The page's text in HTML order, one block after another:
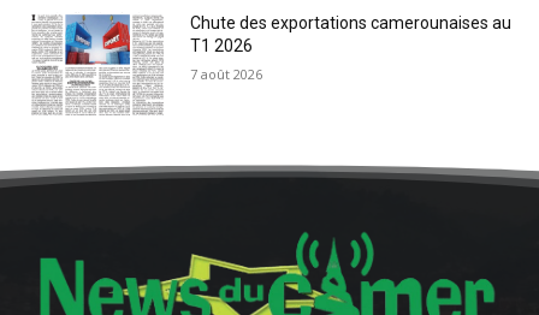
Chute des exportations camerounaises au
T1 2026
7 août 2026